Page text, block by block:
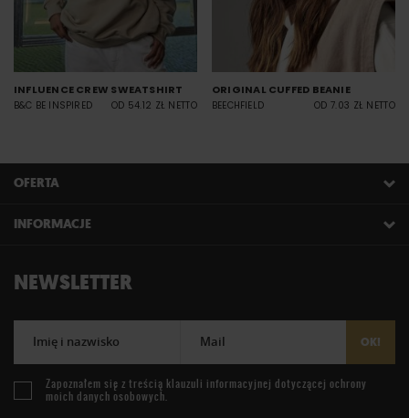
INFLUENCE CREW SWEATSHIRT
B&C BE INSPIRED OD 54.12 ZŁ NETTO
ORIGINAL CUFFED BEANIE
BEECHFIELD OD 7.03 ZŁ NETTO
OFERTA
INFORMACJE
NEWSLETTER
Imię i nazwisko Mail OK!
Zapoznałem się z treścią klauzuli informacyjnej dotyczącej ochrony
moich danych osobowych.